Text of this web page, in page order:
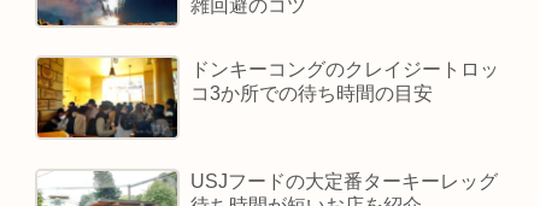
雑回避のコツ
ドンキーコングのクレイジートロッ
コ3か所での待ち時間の目安
USJフードの大定番ターキーレッグ